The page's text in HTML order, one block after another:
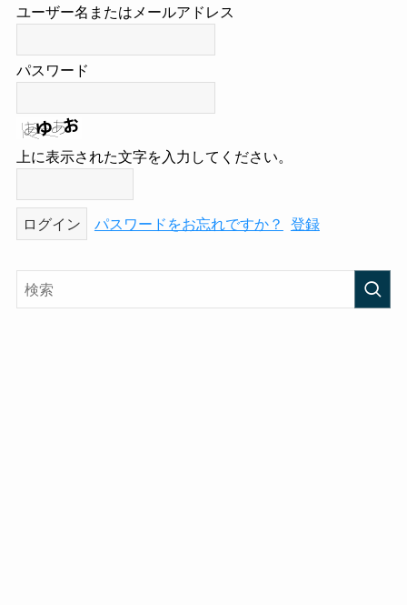
ユーザー名またはメールアドレス
パスワード
上に表示された文字を入力してください。
パスワードをお忘れですか？ 登録